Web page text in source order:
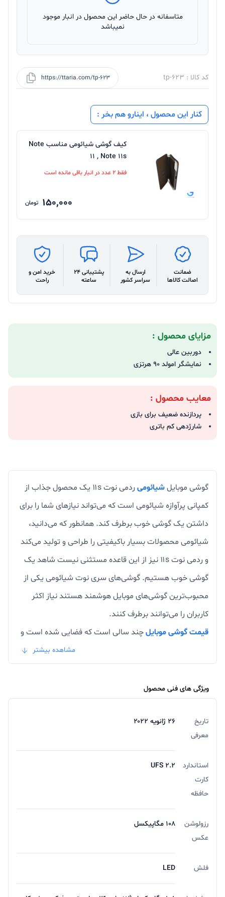
متاسفانه در حال حاضر این محصول در انبار موجود
نمیباشد
کد کالا : tp-623 https://ttaria.com/tp-623
کنار این محصول ، اینارو هم بخر :
کیف گوشی شیائومی مناسب Note
11 , Note 11s
فقط 2 عدد در انبار باقی مانده است
150,000 تومان
ضمانت
اصالت کالاها
ارسال به
سراسر کشور
پشتیبانی 24
ساعته
خرید امن و
راحت
مزایای محصول :
دوربین عالی
نمایشگر امولد ۹۰ هرتزی
معایب محصول :
پردازنده ضعیف برای بازی
شارژدهی کم باتری
گوشی موبایلشیائومی
ردمی نوت ۱۱s یک محصول جذاب از
کمپانی پرآوازه شیائومی است که می‌تواند نیازهای شما را برای
داشتن یک گوشی خوب برطرف کند. همانطور که می‌دانید،
شیائومی محصولات بسیار باکیفیتی را طراحی و تولید می‌کند
و ردمی نوت ۱۱s نیز از این قاعده مستثنی نیست شاهد یک
گوشی خوب هستیم. گوشی‌های سری نوت شیائومی یکی از
محبوب‌ترین گوشی‌های موبایل هوشمند هستند نیاز اکثر
کاربران را می‌توانند برطرف کنند.
قیمت گوشی موبایلچند سالی است که فضایی شده است و
شاید هرکسی نتواند گوشی‌های پرچمدار خریداری کند و اکثر
می‌آورند. خداروشکر قیمت گوشی شیائومی نسبت به برندهای
قصد ندارند زیاد هزینه کنند می‌توانند به سمت خرید
گوشی‌های این برند بروند.
آن شاهد ویژگی‌ها و امکانات بسیار زیادی هستیم. حال در
بگیریم و در آخر به یک جمع بندی برسیم که آیا این گوشی
طراحی گوشی موبایل شیائومی Redmi Note 11S
مشاهده بیشتر
ویژگی های فنی محصول
تاریخ
معرفی
۲۶ ژانویه ۲۰۲۲
استاندارد
کارت
حافظه
UFS ۲.۲
رزولوشن
عکس
۱۰۸ مگاپیکسل
فلش LED